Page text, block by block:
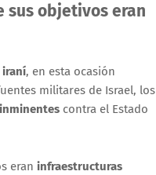
sus objetivos eran
, en esta ocasión
militares de Israel, los
contra el Estado
eran infraestructuras